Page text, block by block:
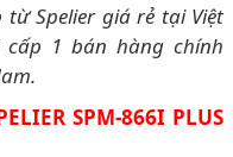
từ Spelier giá rẻ tại Việt
cấp 1 bán hàng chính
SPM-866I PLUS